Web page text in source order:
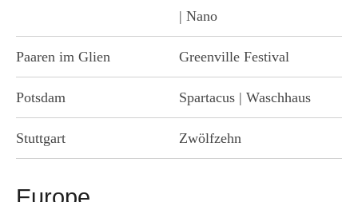
| Nano
Paaren im Glien Greenville Festival
Potsdam Spartacus | Waschhaus
Stuttgart Zwölfzehn